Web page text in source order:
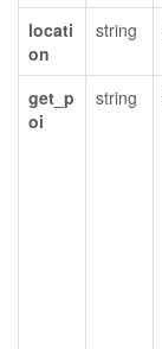
locati
on
string
get_p
oi
string